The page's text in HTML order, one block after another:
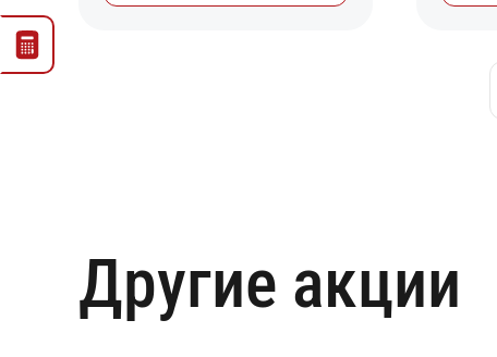
Другие акции